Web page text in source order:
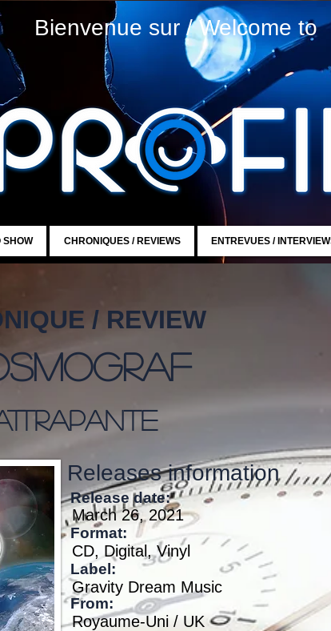
Bienvenue sur / Welcome to
SHOW CHRONIQUES / REVIEWS ENTREVUES /
/ REVIEW
Releases information
Release date:
March 26, 2021
Format:
CD, Digital, Vinyl
Label:
From:
Gravity Dream Music
Royaume-Uni / UK